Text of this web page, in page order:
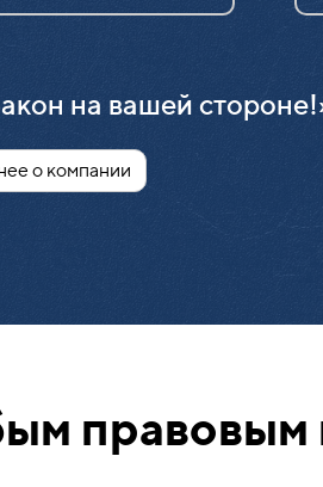
на вашей
о компании
правовым